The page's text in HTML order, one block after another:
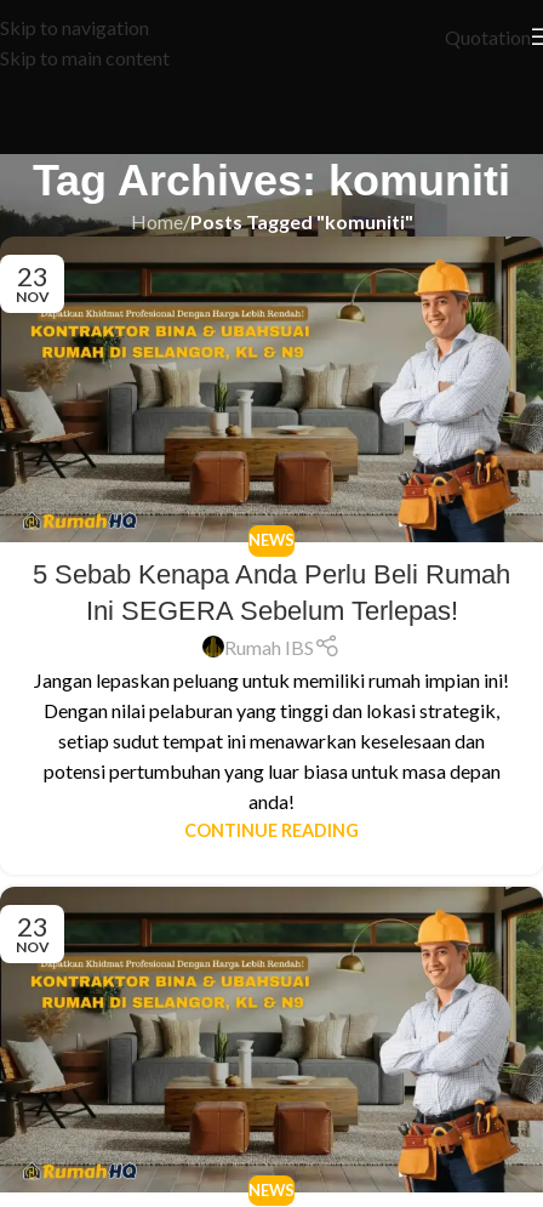
Skip to navigation
Skip to main content
Quotation
Tag Archives: komuniti
Home/Posts Tagged "komuniti"
23
NOV
NEWS
5 Sebab Kenapa Anda Perlu Beli Rumah
Ini SEGERA Sebelum Terlepas!
Rumah IBS
Jangan lepaskan peluang untuk memiliki rumah impian ini!
Dengan nilai pelaburan yang tinggi dan lokasi strategik,
setiap sudut tempat ini menawarkan keselesaan dan
potensi pertumbuhan yang luar biasa untuk masa depan
anda!
CONTINUE READING
23
NOV
NEWS